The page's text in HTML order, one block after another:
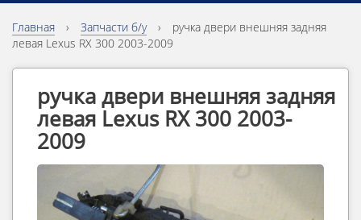
Главная › Запчасти б/у ›
ручка двери внешняя задняя
левая Lexus RX 300 2003-2009
ручка двери внешняя задняя
левая Lexus RX 300 2003-
2009